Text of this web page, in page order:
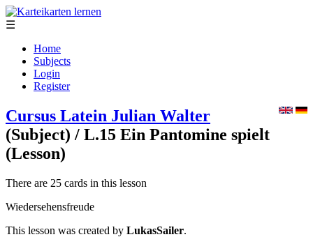
☰
Home
Subjects
Login
Register
Cursus Latein Julian Walter
(Subject) / L.15 Ein Pantomine spielt
(Lesson)
There are 25 cards in this lesson
Wiedersehensfreude
This lesson was created by LukasSailer.